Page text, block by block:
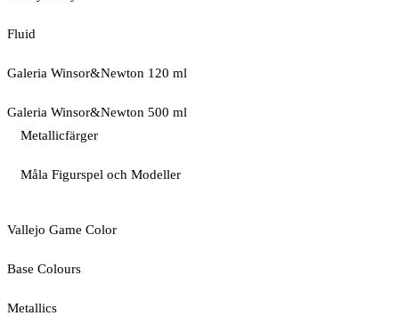
Fluid
Galeria Winsor&Newton 120 ml
Galeria Winsor&Newton 500 ml
Metallicfärger
Måla Figurspel och Modeller
Vallejo Game Color
Base Colours
Metallics